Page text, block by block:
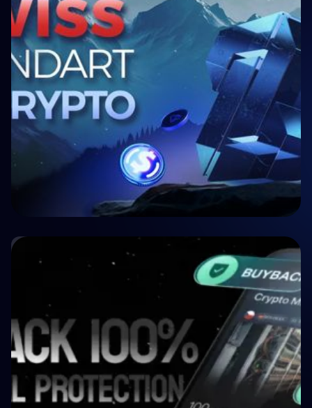
Crypto P2P Lending vs. Traditional P2P
Lending: A 2026 Comparison